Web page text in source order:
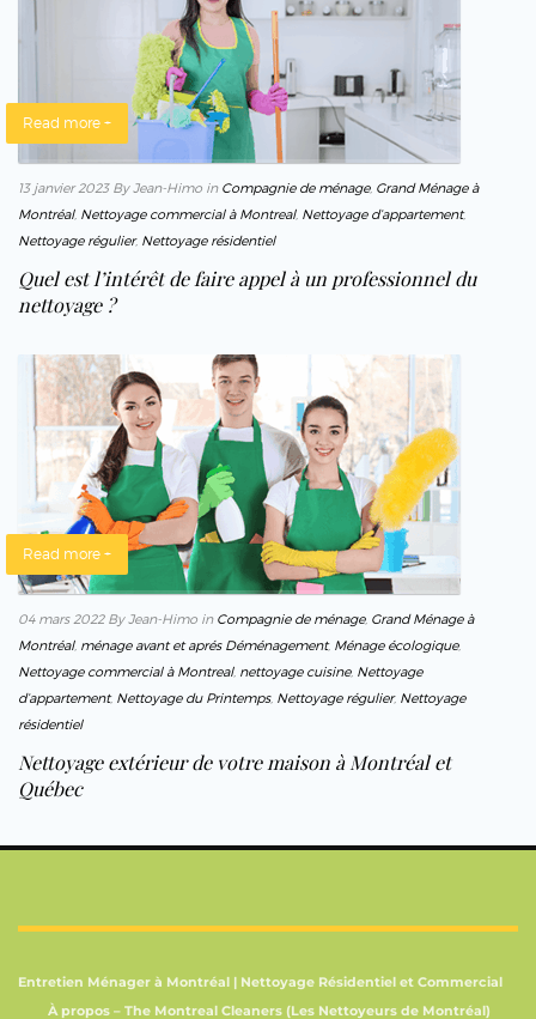
Read more +
13 janvier 2023 By Jean-Himo in Compagnie de ménage, Grand Ménage à
Montréal, Nettoyage commercial à Montreal, Nettoyage d’appartement,
Nettoyage régulier, Nettoyage résidentiel
Quel est l’intérêt de faire appel à un professionnel du
nettoyage ?
Read more +
04 mars 2022 By Jean-Himo in Compagnie de ménage, Grand Ménage à
Montréal, ménage avant et aprés Déménagement, Ménage écologique,
Nettoyage commercial à Montreal, nettoyage cuisine, Nettoyage
d’appartement, Nettoyage du Printemps, Nettoyage régulier, Nettoyage
résidentiel
Nettoyage extérieur de votre maison à Montréal et
Québec
Entretien Ménager à Montréal | Nettoyage Résidentiel et Commercial
À propos – The Montreal Cleaners (Les Nettoyeurs de Montréal)